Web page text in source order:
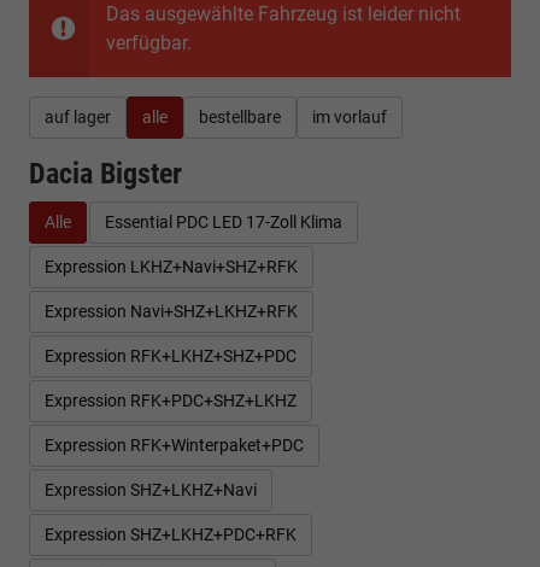
Das ausgewählte Fahrzeug ist leider nicht
verfügbar.
auf lager alle bestellbare im vorlauf
Dacia Bigster
Alle Essential PDC LED 17-Zoll Klima
Expression LKHZ+Navi+SHZ+RFK
Expression Navi+SHZ+LKHZ+RFK
Expression RFK+LKHZ+SHZ+PDC
Expression RFK+PDC+SHZ+LKHZ
Expression RFK+Winterpaket+PDC
Expression SHZ+LKHZ+Navi
Expression SHZ+LKHZ+PDC+RFK